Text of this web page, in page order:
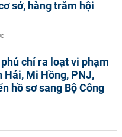
sở, hàng trăm hội
chỉ ra loạt vi phạm
Hải, Mi Hồng, PNJ,
hồ sơ sang Bộ Công